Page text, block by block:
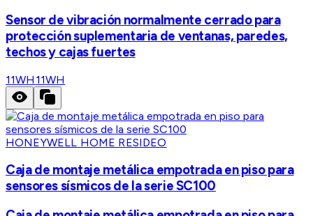
Sensor de vibración normalmente cerrado para
protección suplementaria de ventanas, paredes,
techos y cajas fuertes
11WH 11WH
HONEYWELL HOME RESIDEO
Caja de montaje metálica empotrada en piso para
sensores sísmicos de la serie SC100